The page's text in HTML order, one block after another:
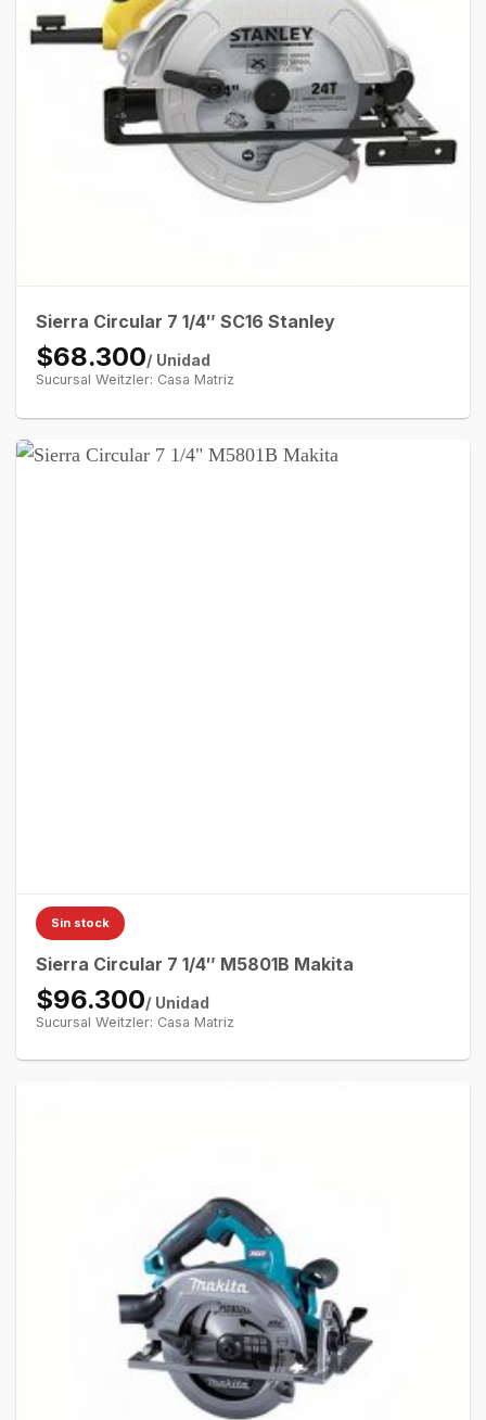
Sierra Circular 7 1/4″ SC16 Stanley
$68.300/ Unidad
Sucursal Weitzler: Casa Matriz
Sin stock
Sierra Circular 7 1/4″ M5801B Makita
$96.300/ Unidad
Sucursal Weitzler: Casa Matriz